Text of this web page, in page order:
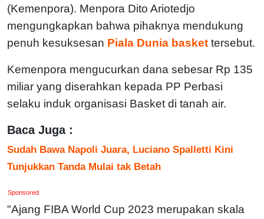
(Kemenpora). Menpora Dito Ariotedjo
mengungkapkan bahwa pihaknya mendukung
penuh kesuksesan Piala Dunia basket tersebut.
Kemenpora mengucurkan dana sebesar Rp 135
miliar yang diserahkan kepada PP Perbasi
selaku induk organisasi Basket di tanah air.
Baca Juga :
Sudah Bawa Napoli Juara, Luciano Spalletti Kini
Tunjukkan Tanda Mulai tak Betah
Sponsored
"Ajang FIBA World Cup 2023 merupakan skala